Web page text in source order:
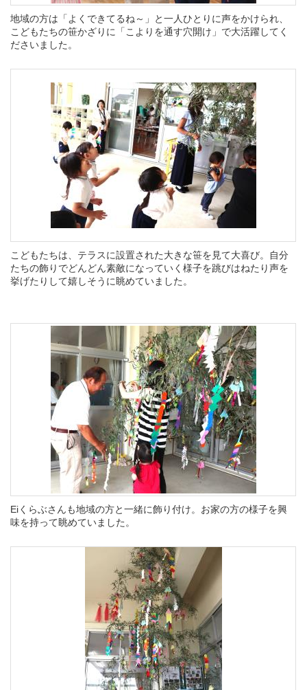
地域の方は「よくできてるね～」と一人ひとりに声をかけられ、
こどもたちの笹かざりに「こよりを通す穴開け」で大活躍してく
ださいました。
こどもたちは、テラスに設置された大きな笹を見て大喜び。自分
たちの飾りでどんどん素敵になっていく様子を跳びはねたり声を
挙げたりして嬉しそうに眺めていました。
Eiくらぶさんも地域の方と一緒に飾り付け。お家の方の様子を興
味を持って眺めていました。